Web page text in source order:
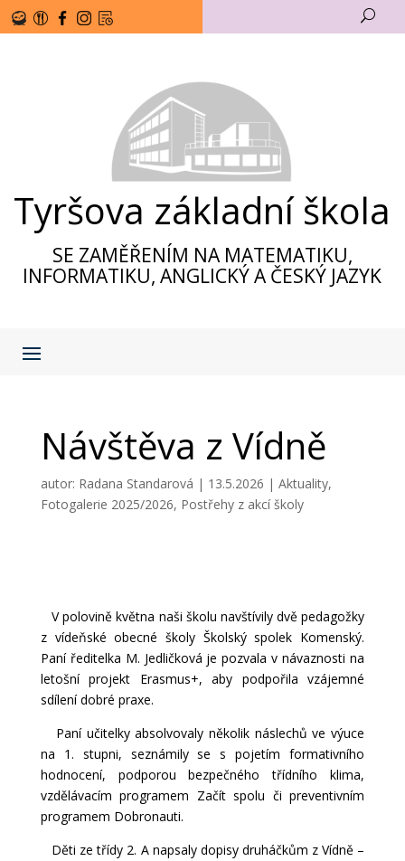
U
Tyršova základní škola
SE ZAMĚŘENÍM NA MATEMATIKU,
INFORMATIKU, ANGLICKÝ A ČESKÝ JAZYK
Návštěva z Vídně
autor: Radana Standarová | 13.5.2026 | Aktuality,
Fotogalerie 2025/2026, Postřehy z akcí školy
V polovině května naši školu navštívily dvě pedagožky
z vídeňské obecné školy Školský spolek Komenský.
Paní ředitelka M. Jedličková je pozvala v návaznosti na
letošní projekt Erasmus+, aby podpořila vzájemné
sdílení dobré praxe.
Paní učitelky absolvovaly několik náslechů ve výuce
na 1. stupni, seznámily se s pojetím formativního
hodnocení, podporou bezpečného třídního klima,
vzdělávacím programem Začít spolu či preventivním
programem Dobronauti.
Děti ze třídy 2. A napsaly dopisy druháčkům z Vídně –